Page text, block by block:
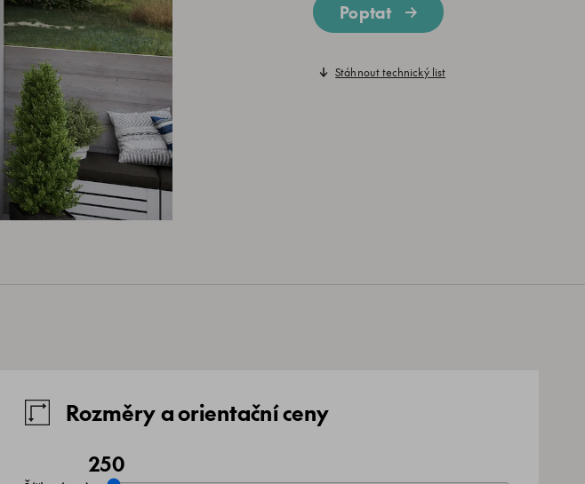
Poptat
Stáhnout technický list
Rozměry a orientační ceny
250